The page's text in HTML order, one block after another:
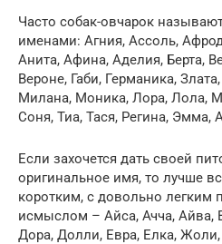
Часто собак-овчарок
именами: Агния, Ассоль,
Анита, Афина, Аделия, Берта,
Вероне, Габи, Германика,
Милана, Моника, Лора, Лола,
Соня, Тиа, Тася, Регина, Эмма,
Если захочется дать своей
оригинальное имя, то лучше
коротким, с довольно легким
исмыслом – Айса, Ачча, Айва,
Дора, Долли, Евра, Елка,